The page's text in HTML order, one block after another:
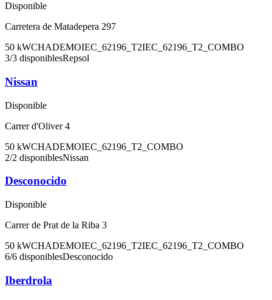
Disponible
Carretera de Matadepera 297
50 kWCHADEMOIEC_62196_T2IEC_62196_T2_COMBO
3/3 disponiblesRepsol
Nissan
Disponible
Carrer d'Oliver 4
50 kWCHADEMOIEC_62196_T2_COMBO
2/2 disponiblesNissan
Desconocido
Disponible
Carrer de Prat de la Riba 3
50 kWCHADEMOIEC_62196_T2IEC_62196_T2_COMBO
6/6 disponiblesDesconocido
Iberdrola